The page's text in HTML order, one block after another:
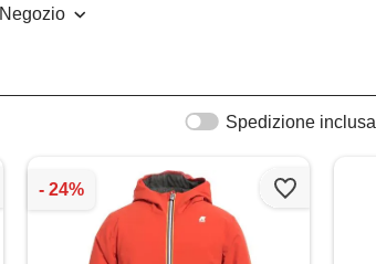
Negozio
Spedizione inclusa